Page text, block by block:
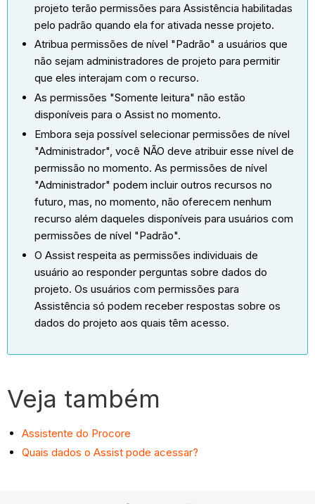
projeto terão permissões para Assistência habilitadas
pelo padrão quando ela for ativada nesse projeto.
Atribua permissões de nível "Padrão" a usuários que
não sejam administradores de projeto para permitir
que eles interajam com o recurso.
As permissões "Somente leitura" não estão
disponíveis para o Assist no momento.
Embora seja possível selecionar permissões de nível
"Administrador", você NÃO deve atribuir esse nível de
permissão no momento. As permissões de nível
"Administrador" podem incluir outros recursos no
futuro, mas, no momento, não oferecem nenhum
recurso além daqueles disponíveis para usuários com
permissões de nível "Padrão".
O Assist respeita as permissões individuais de
usuário ao responder perguntas sobre dados do
projeto. Os usuários com permissões para
Assistência só podem receber respostas sobre os
dados do projeto aos quais têm acesso.
Veja também
Assistente do Procore
Quais dados o Assist pode acessar?